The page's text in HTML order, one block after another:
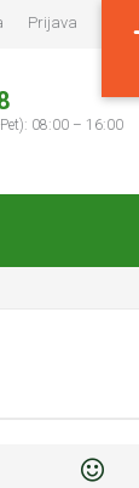
Prijava
08:00 – 16:00